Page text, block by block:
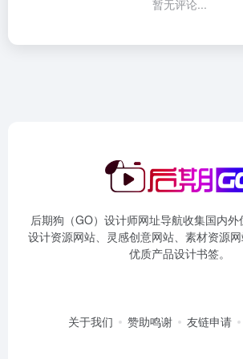
暂无评论...
后期狗（GO）设计师网址导航收集国内
设计资源网站、灵感创意网站、素材资源
优质产品设计书签。
关于我们 赞助鸣谢 友链申请